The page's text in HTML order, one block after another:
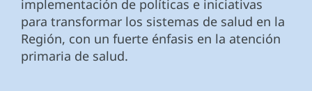
implementación de políticas e iniciativas
para transformar los sistemas de salud en la
Región, con un fuerte énfasis en la atención
primaria de salud.